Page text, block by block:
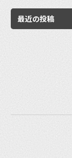
最近の投稿